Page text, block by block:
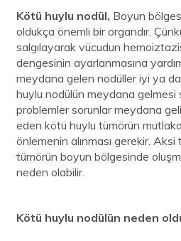
Kötü huylu nodül, Boyun
oldukça önemli bir organdır.
salgılayarak vücudun
dengesinin ayarlanmasına
meydana gelen nodüller iyi ya
huylu nodülün meydana gelmesi
problemler sorunlar meydana
eden kötü huylu tümörün
önlemenin alınması gerekir.
tümörün boyun bölgesinde
neden olabilir.
Kötü huylu nodülün neden